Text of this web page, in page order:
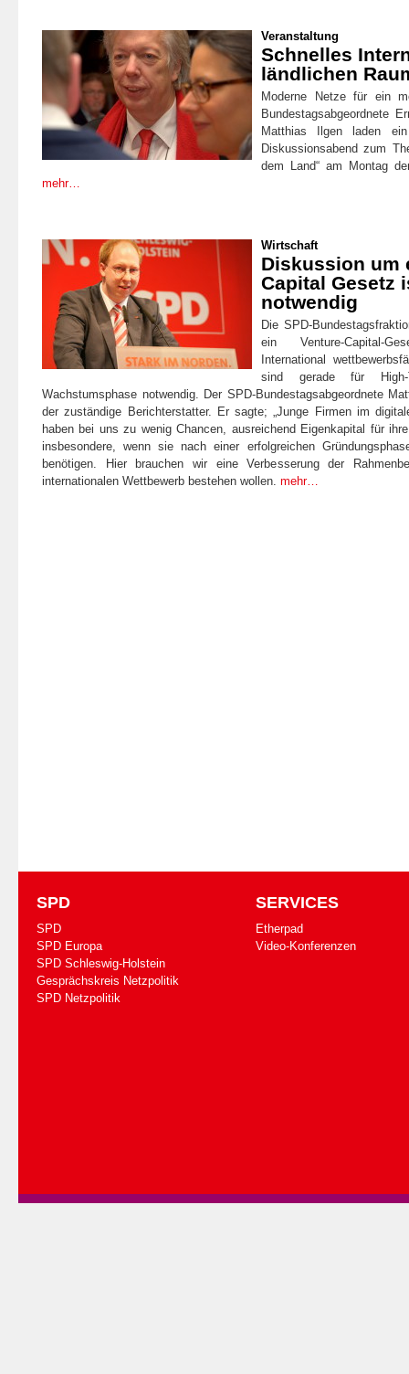
Veranstaltung
Schnelles
ländlichen
Moderne Netze für ein
Bundestagsabgeordnete
Matthias Ilgen laden
Diskussionsabend zum
dem Land“ am Montag
mehr…
Wirtschaft
Diskussion um
Capital Gesetz
notwendig
Die SPD-
ein Venture-Capital-
International
sind gerade für
Wachstumsphase notwendig. Der SPD-Bundestagsabgeordnete
der zuständige Berichterstatter. Er sagte; „Junge Firmen im
haben bei uns zu wenig Chancen, ausreichend Eigenkapital für
insbesondere, wenn sie nach einer erfolgreichen
benötigen. Hier brauchen wir eine Verbesserung der
internationalen Wettbewerb bestehen wollen. mehr…
SPD
SPD
SPD Europa
SPD Schleswig-Holstein
Gesprächskreis Netzpolitik
SPD Netzpolitik
SERVICES
Etherpad
Video-Konferenzen